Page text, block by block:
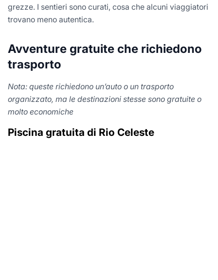
grezze. I sentieri sono curati, cosa che alcuni viaggiatori
trovano meno autentica.
Avventure gratuite che richiedono
trasporto
Nota: queste richiedono un’auto o un trasporto
organizzato, ma le destinazioni stesse sono gratuite o
molto economiche
Piscina gratuita di Rio Celeste